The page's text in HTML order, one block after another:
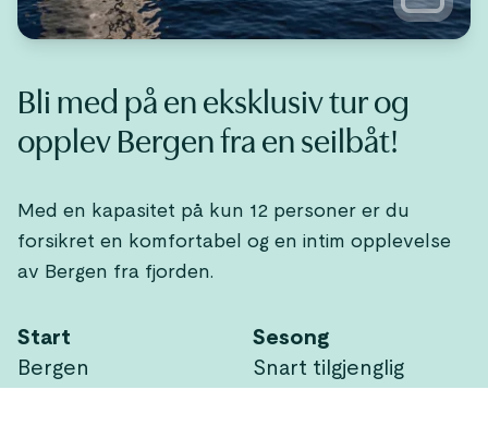
Bli med på en eksklusiv tur og
opplev Bergen fra en seilbåt!
Med en kapasitet på kun 12 personer er du
forsikret en komfortabel og en intim opplevelse
av Bergen fra fjorden.
Start
Bergen
Sesong
Snart tilgjenglig